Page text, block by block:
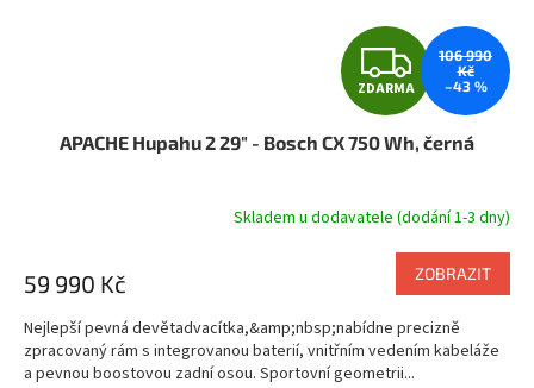
Z
D
A
R
M
A
ZDARMA
106 990
Kč
–43 %
APACHE Hupahu 2 29" - Bosch CX 750 Wh, černá
Skladem u dodavatele (dodání 1-3 dny)
59 990 Kč ZOBRAZIT
Nejlepší pevná devětadvacítka,&amp;nbsp;nabídne precizně
zpracovaný rám s integrovanou baterií, vnitřním vedením kabeláže
a pevnou boostovou zadní osou. Sportovní geometrii...